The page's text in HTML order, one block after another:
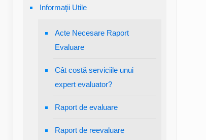
Informaţii Utile
Acte Necesare Raport
Evaluare
Cât costă serviciile unui
expert evaluator?
Raport de evaluare
Raport de reevaluare